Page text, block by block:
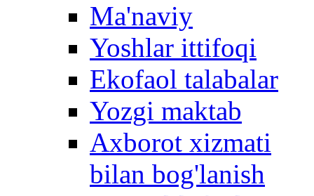
Ma'naviy
Yoshlar ittifoqi
Ekofaol talabalar
Yozgi maktab
Axborot xizmati
bilan bog'lanish